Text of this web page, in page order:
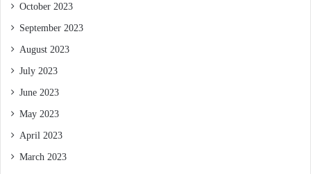
October 2023
September 2023
August 2023
July 2023
June 2023
May 2023
April 2023
March 2023